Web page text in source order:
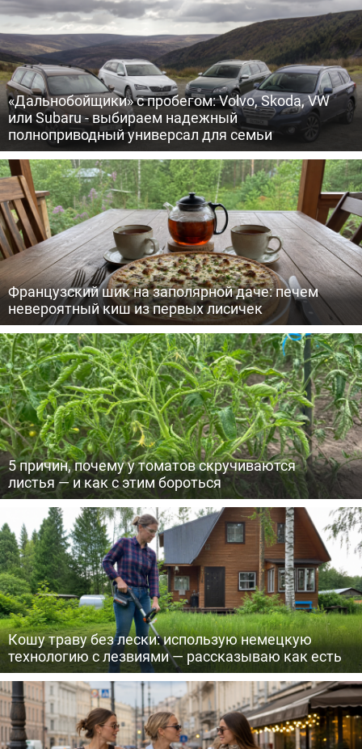
«Дальнобойщики» с пробегом: Volvo, Skoda, VW
или Subaru - выбираем надежный
полноприводный универсал для семьи
Французский шик на заполярной даче: печем
невероятный киш из первых лисичек
5 причин, почему у томатов скручиваются
листья — и как с этим бороться
Кошу траву без лески: использую немецкую
технологию с лезвиями — рассказываю как есть